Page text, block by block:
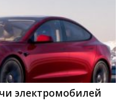
электромобилей